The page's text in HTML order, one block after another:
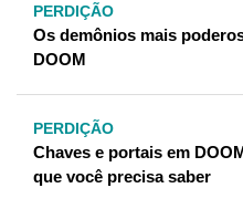
PERDIÇÃO
Os demônios mais
DOOM
PERDIÇÃO
Chaves e portais em
que você precisa saber